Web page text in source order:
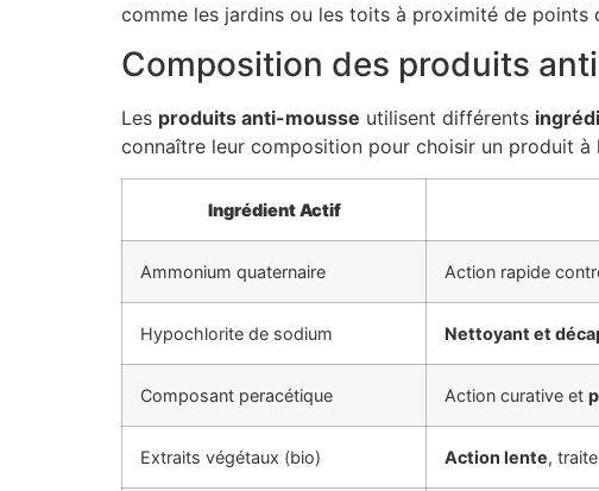
comme les jardins ou les toits à proximité de points
Composition des produits
Les produits anti-mousse utilisent différents
connaître leur composition pour choisir un produit à
Ingrédient Actif
Ammonium quaternaire Action rapide
Hypochlorite de sodium Nettoyant et
Composant peracétique Action curative et
Extraits végétaux (bio) Action lente,